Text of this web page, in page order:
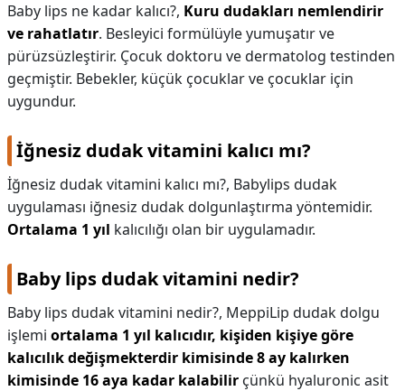
Baby lips ne kadar kalıcı?, Kuru dudakları nemlendirir
ve rahatlatır. Besleyici formülüyle yumuşatır ve
pürüzsüzleştirir. Çocuk doktoru ve dermatolog testinden
geçmiştir. Bebekler, küçük çocuklar ve çocuklar için
uygundur.
İğnesiz dudak vitamini kalıcı mı?
İğnesiz dudak vitamini kalıcı mı?, Babylips dudak
uygulaması iğnesiz dudak dolgunlaştırma yöntemidir.
Ortalama 1 yıl kalıcılığı olan bir uygulamadır.
Baby lips dudak vitamini nedir?
Baby lips dudak vitamini nedir?, MeppiLip dudak dolgu
işlemi ortalama 1 yıl kalıcıdır, kişiden kişiye göre
kalıcılık değişmekterdir kimisinde 8 ay kalırken
kimisinde 16 aya kadar kalabilir çünkü hyaluronic asit